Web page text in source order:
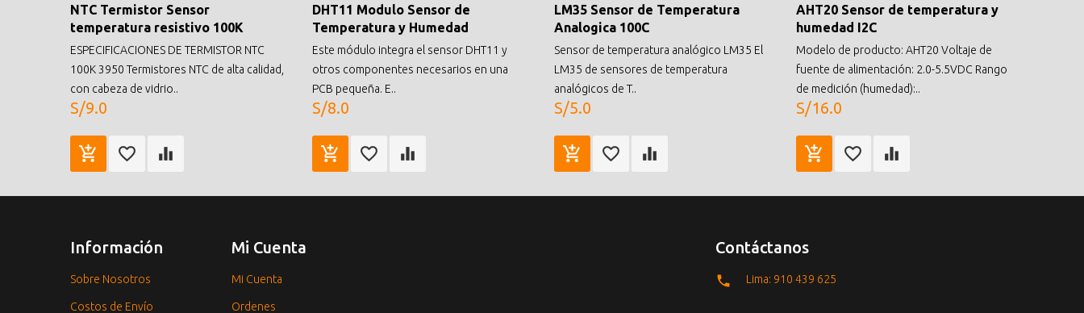
NTC Termistor Sensor
temperatura resistivo 100K
ESPECIFICACIONES DE TERMISTOR NTC
100K 3950 Termistores NTC de alta calidad,
con cabeza de vidrio..
S/9.0
DHT11 Modulo Sensor de
Temperatura y Humedad
Este módulo integra el sensor DHT11 y
otros componentes necesarios en una
PCB pequeña. E..
S/8.0
LM35 Sensor de Temperatura
Analogica 100C
Sensor de temperatura analógico LM35 El
LM35 de sensores de temperatura
analógicos de T..
S/5.0
AHT20 Sensor de temperatura y
humedad I2C
Modelo de producto: AHT20 Voltaje de
fuente de alimentación: 2.0-5.5VDC Rango
de medición (humedad):..
S/16.0
Información
Sobre Nosotros
Costos de Envío
Mi Cuenta
Mi Cuenta
Ordenes
Contáctanos
Lima: 910 439 625